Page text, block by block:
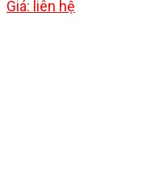
Giá: liên hệ